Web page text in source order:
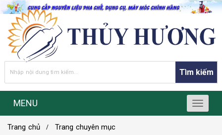
Tìm kiếm
MENU
T
o
Trang chủ
Trang chuyên mục